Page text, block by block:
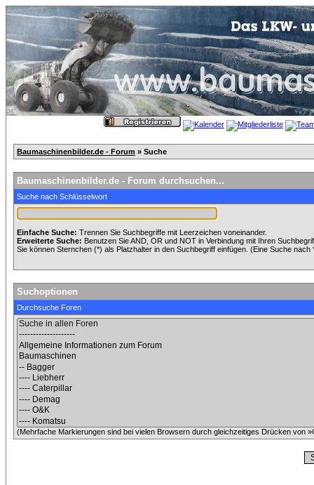
Baumaschinenbilder.de - Forum » Suche
Baumaschinenbilder.de - Forum durchsuchen...
Suche nach Schlüsselwort
Einfache Suche: Trennen Sie Suchbegriffe mit Leerzeichen voneinander.
Erweiterte Suche: Benutzen Sie AND, OR und NOT in Verbindung mit Ihren
Sie können Sternchen (*) als Platzhalter in den Suchbegriff einfügen. (Eine Suche
Suchoptionen
Durchsuche Foren
(Mehrfache Markierungen sind bei vielen Browsern durch gleichzeitiges Drücken von